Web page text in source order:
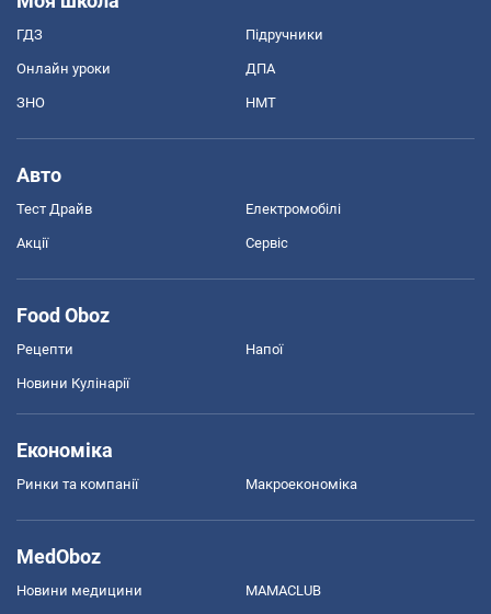
ГДЗ Підручники
Онлайн уроки ДПА
ЗНО НМТ
Авто
Тест Драйв Електромобілі
Акції Сервіс
Food Oboz
Рецепти Напої
Новини Кулінарії
Економіка
Ринки та компанії Макроекономіка
MedOboz
Новини медицини MAMACLUB